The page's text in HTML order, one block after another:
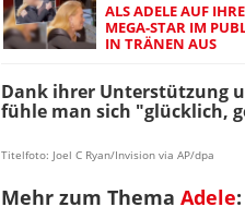
ALS ADELE AUF
MEGA-STAR IM
IN TRÄNEN AUS
Dank ihrer Unterstützung
fühle man sich "glücklich,
Titelfoto: Joel C Ryan/Invision via AP/dpa
Mehr zum Thema Adele: